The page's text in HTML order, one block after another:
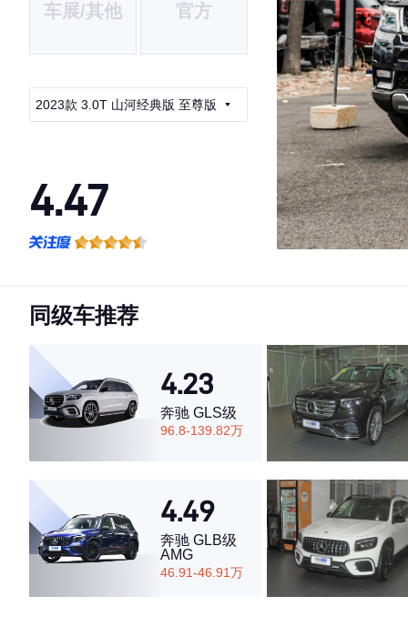
车展/其他 官方
2023款 3.0T 山河经典版 至尊版
4.47
·空间表现一般，低于89%同级车
同级车推荐
4.23
奔驰 GLS级
96.8-139.82万
4.49
奔驰 GLB级
AMG
46.91-46.91万